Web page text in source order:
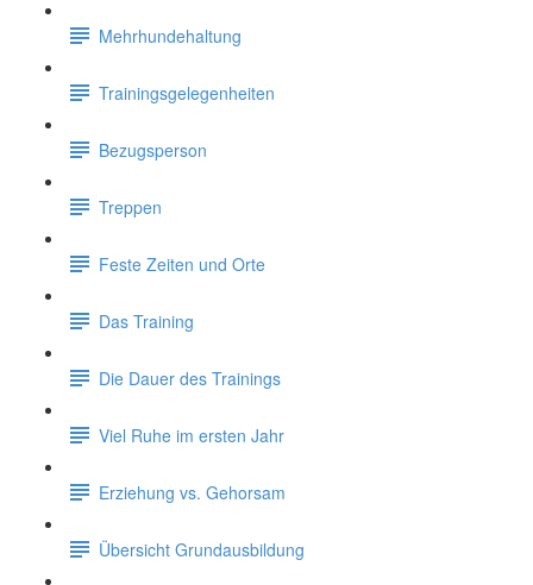
Mehrhundehaltung
Trainingsgelegenheiten
Bezugsperson
Treppen
Feste Zeiten und Orte
Das Training
Die Dauer des Trainings
Viel Ruhe im ersten Jahr
Erziehung vs. Gehorsam
Übersicht Grundausbildung